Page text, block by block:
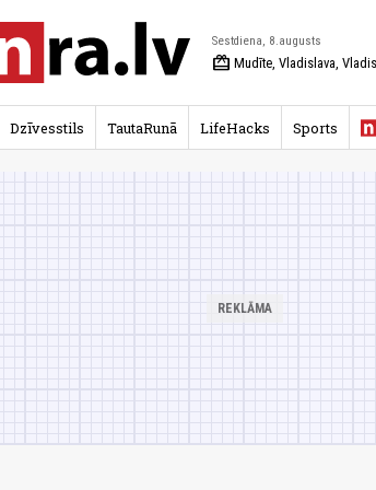
Sestdiena, 8.augusts
redeem Mudīte, Vladislava,
Dzīvesstils TautaRunā LifeHacks Sports